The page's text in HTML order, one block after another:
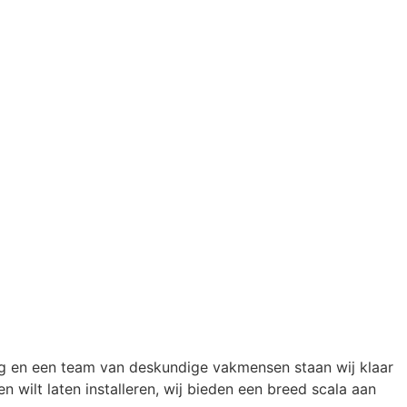
een team van deskundige vakmensen staan wij klaar
wilt laten installeren, wij bieden een breed scala aan